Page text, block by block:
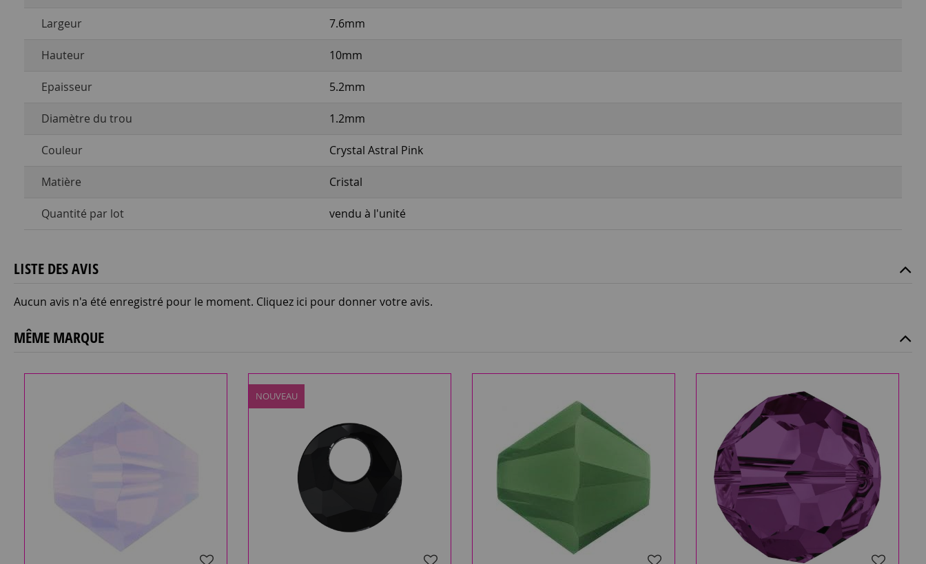
Largeur 7.6mm
Hauteur 10mm
Epaisseur 5.2mm
Diamètre du trou 1.2mm
Couleur Crystal Astral Pink
Matière Cristal
Quantité par lot vendu à l'unité
LISTE DES AVIS
Aucun avis n'a été enregistré pour le moment. Cliquez ici pour donner votre avis.
MÊME MARQUE
NOUVEAU